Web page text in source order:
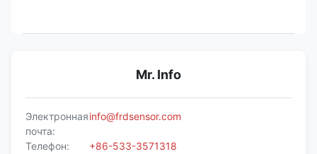
Mr. Info
Электронная
почта:
info@frdsensor.com
Телефон:
+86-533-3571318